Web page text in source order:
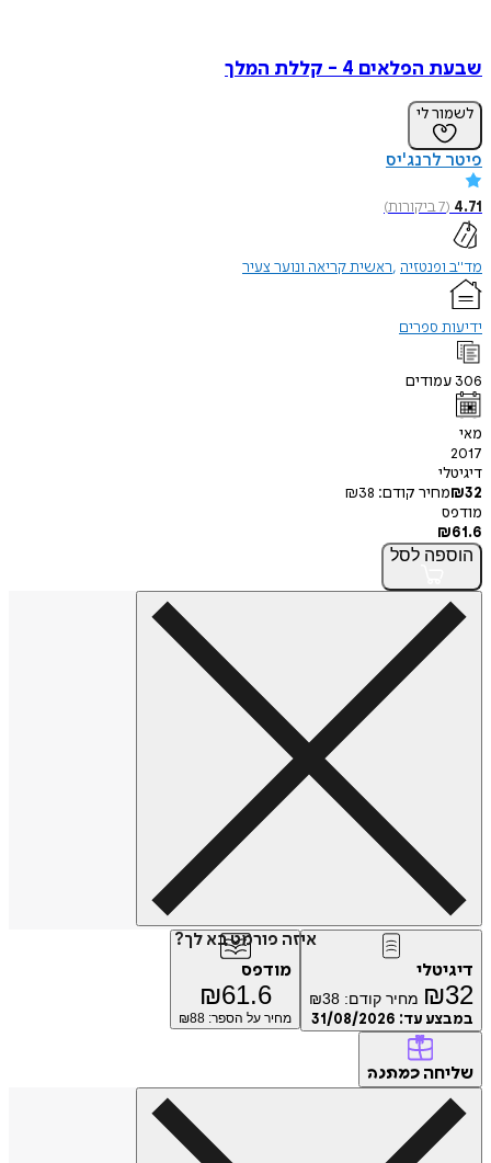
שבעת הפלאים 4 - קללת המלך
לשמור לי
פיטר לרנג'יס
4.71
(
7ביקורות)
מד"ב ופנטזיה ראשית קריאה ונוער צעיר
ידיעות ספרים
306 עמודים
מאי
2017
דיגיטלי
₪32 מחיר קודם: ₪38
מודפס
₪61.6
הוספה לסל
איזה פורמט בא לך?
דיגיטלי
₪32 מחיר קודם: ₪38
במבצע עד: 31/08/2026
מודפס
₪61.6
מחיר על הספר: ₪ 88
שליחה כמתנה